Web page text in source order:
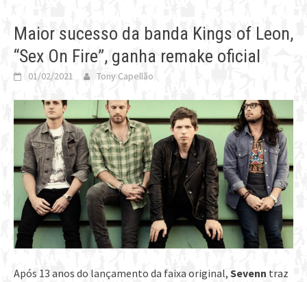
Maior sucesso da banda Kings of Leon,
“Sex On Fire”, ganha remake oficial
01/02/2021 Tony Capellão
Após 13 anos do lançamento da faixa original, Sevenn traz